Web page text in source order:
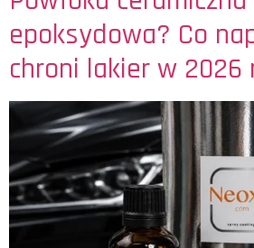
epoksydowa? Co
chroni lakier w 2026